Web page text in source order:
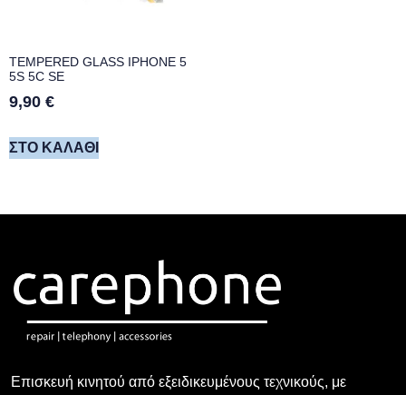
TEMPERED GLASS IPHONE 5
5S 5C SE
9,90 €
ΣΤΟ ΚΑΛΆΘΙ
Επισκευή κινητού από εξειδικευμένους τεχνικούς, με